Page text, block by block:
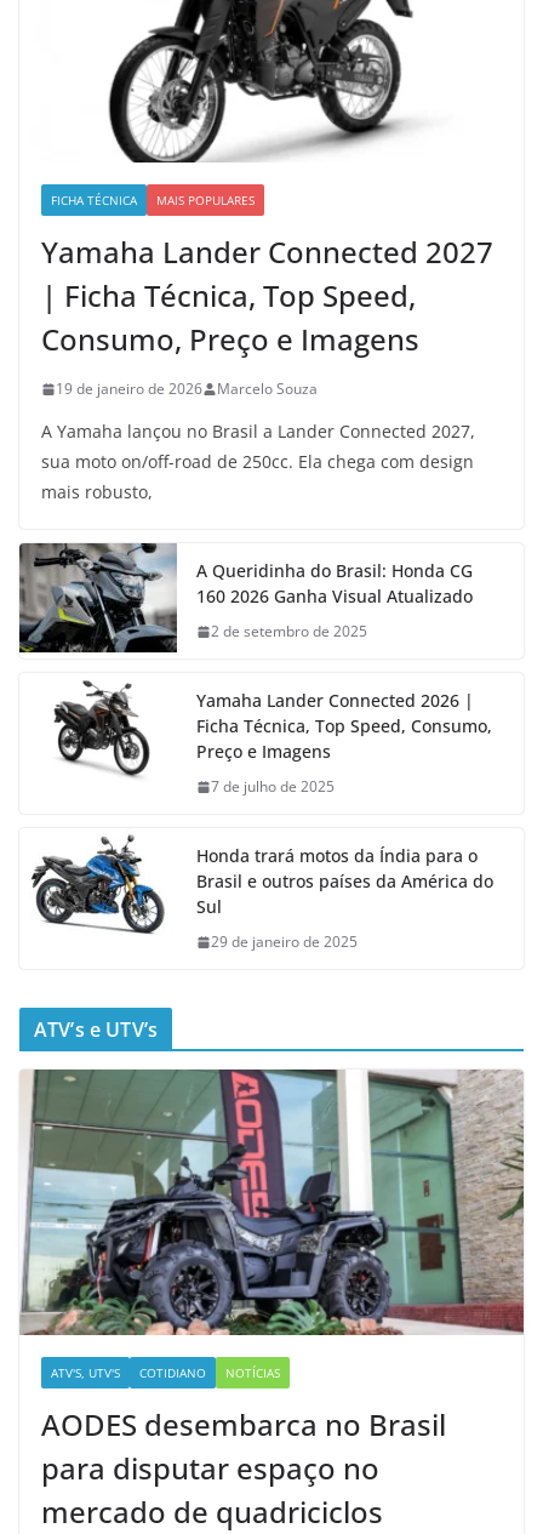
FICHA TÉCNICA MAIS POPULARES
Yamaha Lander Connected 2027
| Ficha Técnica, Top Speed,
Consumo, Preço e Imagens
19 de janeiro de 2026 Marcelo Souza
A Yamaha lançou no Brasil a Lander Connected 2027,
sua moto on/off-road de 250cc. Ela chega com design
mais robusto,
A Queridinha do Brasil: Honda CG
160 2026 Ganha Visual Atualizado
2 de setembro de 2025
Yamaha Lander Connected 2026 |
Ficha Técnica, Top Speed, Consumo,
Preço e Imagens
7 de julho de 2025
Honda trará motos da Índia para o
Brasil e outros países da América do
Sul
29 de janeiro de 2025
ATV’s e UTV’s
ATV'S, UTV'S COTIDIANO NOTÍCIAS
AODES desembarca no Brasil
para disputar espaço no
mercado de quadriciclos